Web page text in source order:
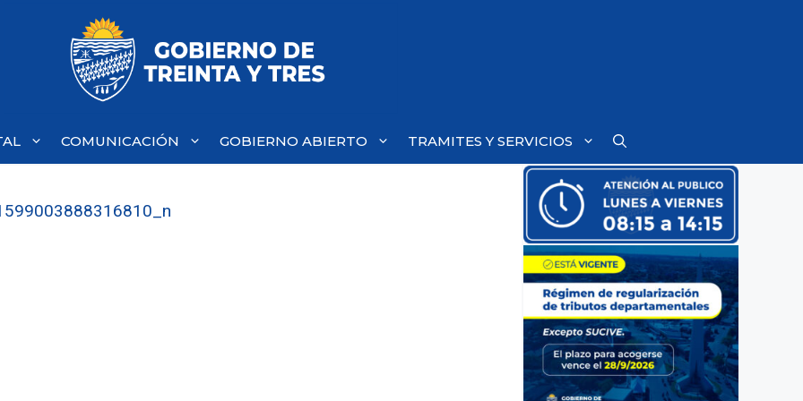
COMUNICACIÓN GOBIERNO ABIERTO TRAMITES Y SERVICIOS